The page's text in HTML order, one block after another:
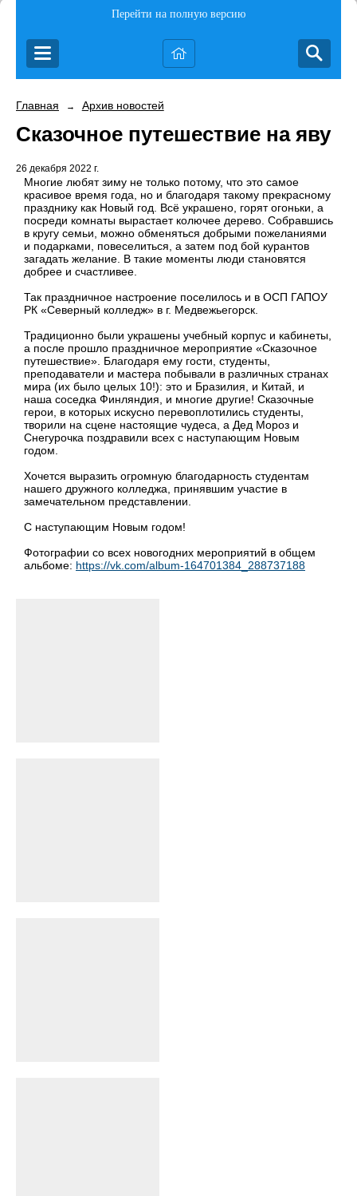
Перейти на полную версию
Главная → Архив новостей
Сказочное путешествие на яву
26 декабря 2022 г.
Многие любят зиму не только потому, что это самое
красивое время года, но и благодаря такому прекрасному
празднику как Новый год. Всё украшено, горят огоньки, а
посреди комнаты вырастает колючее дерево. Собравшись
в кругу семьи, можно обменяться добрыми пожеланиями
и подарками, повеселиться, а затем под бой курантов
загадать желание. В такие моменты люди становятся
добрее и счастливее.
Так праздничное настроение поселилось и в ОСП ГАПОУ
РК «Северный колледж» в г. Медвежьегорск.
Традиционно были украшены учебный корпус и кабинеты,
а после прошло праздничное мероприятие «Сказочное
путешествие». Благодаря ему гости, студенты,
преподаватели и мастера побывали в различных странах
мира (их было целых 10!): это и Бразилия, и Китай, и
наша соседка Финляндия, и многие другие! Сказочные
герои, в которых искусно перевоплотились студенты,
творили на сцене настоящие чудеса, а Дед Мороз и
Снегурочка поздравили всех с наступающим Новым
годом.
Хочется выразить огромную благодарность студентам
нашего дружного колледжа, принявшим участие в
замечательном представлении.
С наступающим Новым годом!
Фотографии со всех новогодних мероприятий в общем
альбоме: https://vk.com/album-164701384_288737188